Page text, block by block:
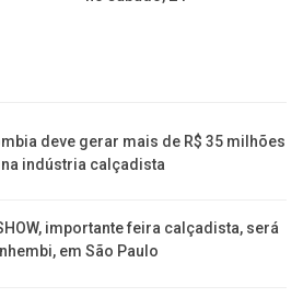
deve gerar mais de R$ 35 milhões
indústria calçadista
importante feira calçadista, será
em São Paulo